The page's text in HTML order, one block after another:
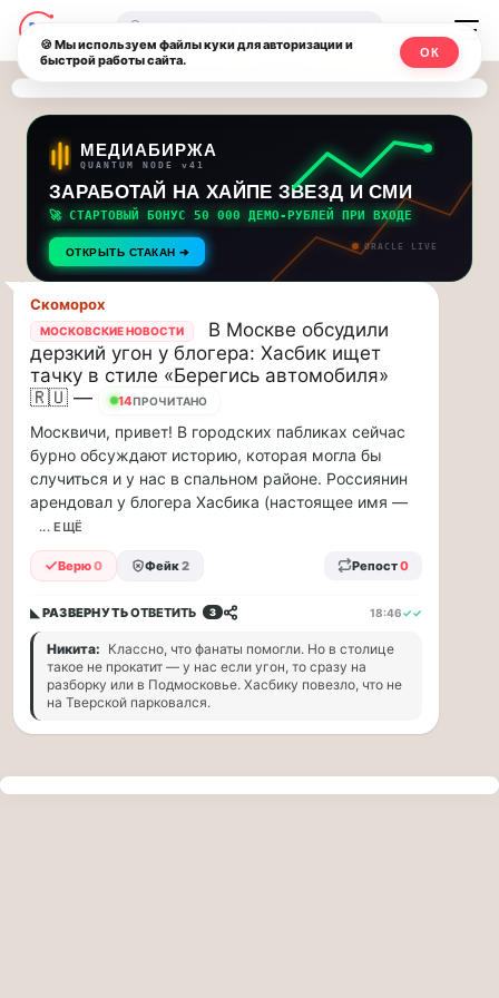
Последние
новости
и
обновления
потока:
Друзья,
приглашаем
на
музыкальную
прогулку
по
Москве
Чайковского!…
приглашаем
на
музыкальную
прогулку
по
Москве
Чайковского!
|
16:00
Петр
Ильич
Чайковский
—
из
самых
Москвичи.net
—
Главный
столичный
чат-
мессенджер,
новости
и
инсайды
Москвы
🔍
МЕДИАБИРЖА
QUANTUM NODE v41
ЗАРАБОТАЙ НА ХАЙПЕ ЗВЕЗД И СМИ
🚀 СТАРТОВЫЙ БОНУС 50 000 ДЕМО-РУБЛЕЙ ПРИ ВХОДЕ
ОТКРЫТЬ СТАКАН ➔ ORACLE LIVE
Скоморох
МОСКОВСКИЕ НОВОСТИ
В Москве обсудили
дерзкий угон у блогера: Хасбик ищет
тачку в стиле «Берегись автомобиля»
🇷🇺 —
14ПРОЧИТАНО
Москвичи, привет! В городских пабликах сейчас
бурно обсуждают историю, которая могла бы
случиться и у нас в спальном районе. Россиянин
арендовал у блогера Хасбика (настоящее имя —
... ЕЩЁ
Верю0 Фейк2 Репост0
◣ РАЗВЕРНУТЬОТВЕТИТЬ 3 18:46✓✓
Никита: Классно, что фанаты помогли. Но в столице
такое не прокатит — у нас если угон, то сразу на
разборку или в Подмосковье. Хасбику повезло, что не
на Тверской парковался.
🍪 Мы используем файлы куки для авторизации и
быстрой работы сайта.
ОК